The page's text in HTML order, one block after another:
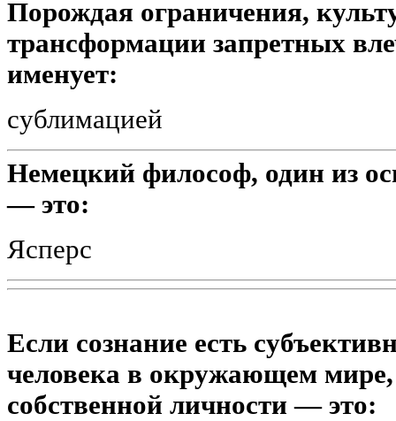
Порождая ограничения,
трансформации запретных
именует:
сублимацией
Немецкий философ, один из
— это:
Ясперс
Если сознание есть
человека в окружающем мире,
собственной личности — это: